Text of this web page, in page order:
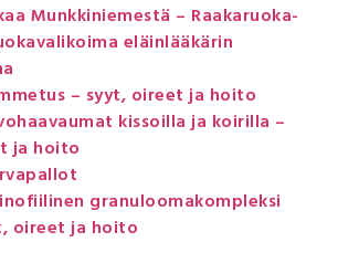
Munkkiniemestä – Raakaruoka-
eläinlääkärin
– syyt, oireet ja hoito
kissoilla ja koirilla –
ja hoito
granuloomakompleksi
oireet ja hoito